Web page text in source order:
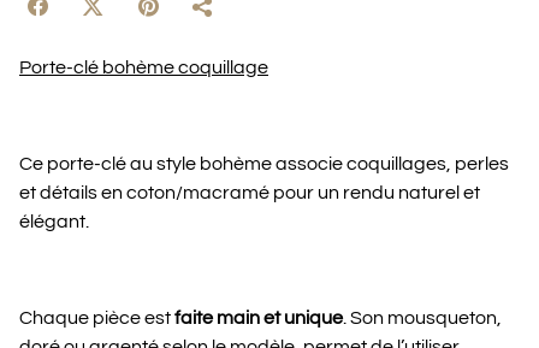
Porte-clé bohème coquillage
Ce porte-clé au style bohème associe coquillages, perles
et détails en coton/macramé pour un rendu naturel et
élégant.
Chaque pièce estfaite main et unique. Son mousqueton,